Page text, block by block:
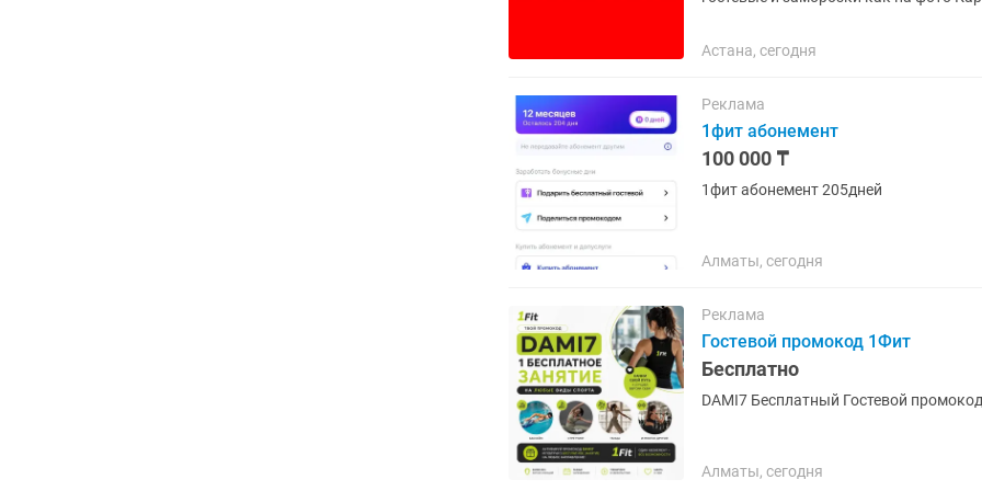
Астана, сегодня
Реклама
1фит абонемент
100 000 ₸
1фит абонемент 205дней
Алматы, сегодня
Реклама
Гостевой промокод 1Фит
Бесплатно
DAMI7 Бесплатный Гостевой
Алматы, сегодня